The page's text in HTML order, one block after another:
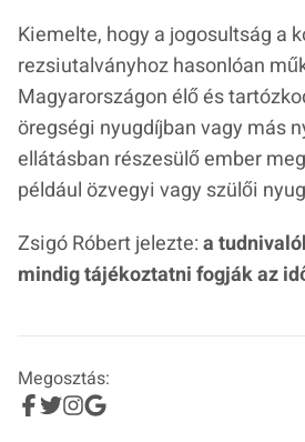
Kiemelte, hogy a jogosultság a
rezsiutalványhoz hasonlóan
Magyarországon élő és
öregségi nyugdíjban vagy más
ellátásban részesülő ember
például özvegyi vagy szülői
Zsigó Róbert jelezte:a
mindig tájékoztatni fogják az
Megosztás: